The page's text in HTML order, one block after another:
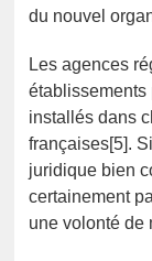
du nouvel
Les agences
établissements
installés dans
françaises[5].
juridique bien
certainement
une volonté de